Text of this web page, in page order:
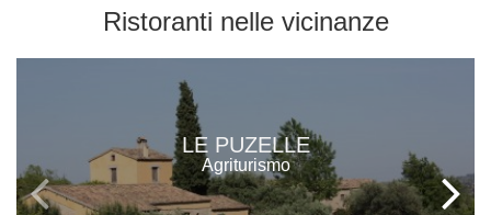
Ristoranti nelle vicinanze
LE PUZELLE
Agriturismo